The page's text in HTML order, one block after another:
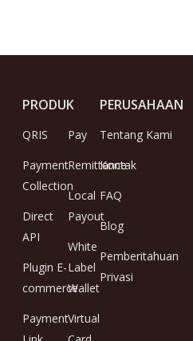
PRODUK
QRIS
Payment
Collection
Direct
API
Plugin E-
commerce
Payment
Pay
Remittance
Local
Payout
White
Label
Wallet
Virtual
PERUSAHAAN
Tentang Kami
Kontak
FAQ
Blog
Pemberitahuan
Privasi